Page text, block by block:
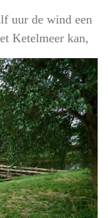
uur de wind een
Ketelmeer kan,